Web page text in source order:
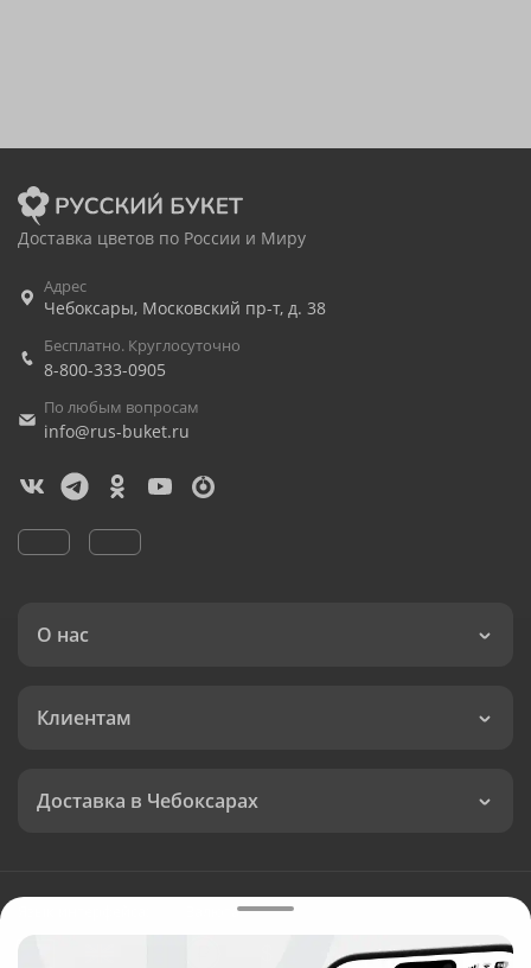
Доставка цветов по России и Миру
Адрес
Чебоксары, Московский пр-т, д. 38
Бесплатно. Круглосуточно
8-800-333-0905
По любым вопросам
info@rus-buket.ru
О нас
Клиентам
Доставка в Чебоксарах
Валюта: